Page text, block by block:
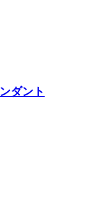
ダント